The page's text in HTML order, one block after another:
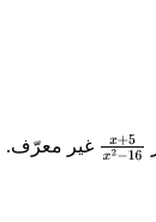
x+5 x
غير معرّف.